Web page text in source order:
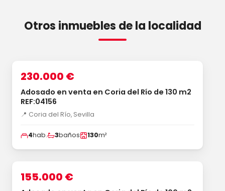
Otros inmuebles de la localidad
VENTA
230.000 €
Adosado en venta en Coria del Río de 130 m2
REF:04156
📍 Coria del Río, Sevilla
4hab. 3baños 130m²
1/15
VENTA
155.000 €